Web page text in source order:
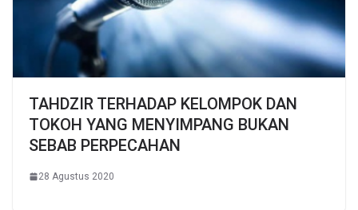
TAHDZIR TERHADAP KELOMPOK DAN
TOKOH YANG MENYIMPANG BUKAN
SEBAB PERPECAHAN
28 Agustus 2020